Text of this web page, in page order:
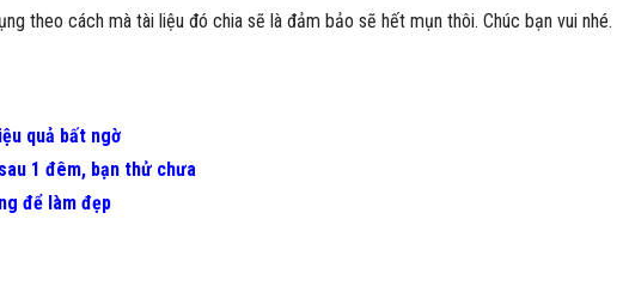
theo cách mà tài liệu đó chia sẽ là đảm bảo sẽ hết mụn thôi. Chúc bạn vui nhé.
quả bất ngờ
1 đêm, bạn thử chưa
để làm đẹp